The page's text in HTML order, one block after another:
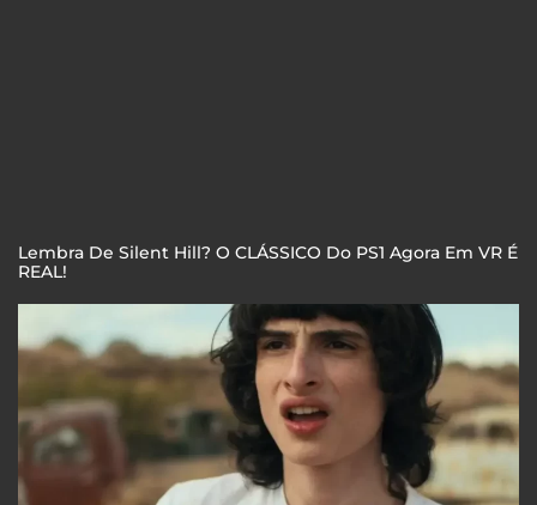
Lembra De Silent Hill? O CLÁSSICO Do PS1 Agora Em VR É
REAL!